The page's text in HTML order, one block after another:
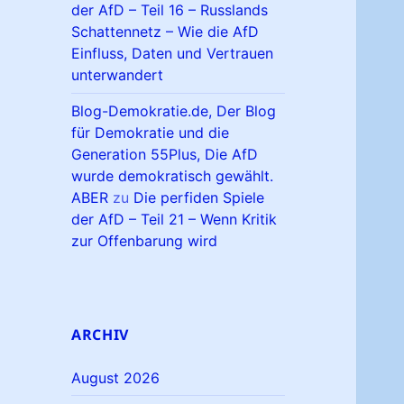
der AfD – Teil 16 – Russlands
Schattennetz – Wie die AfD
Einfluss, Daten und Vertrauen
unterwandert
Blog-Demokratie.de, Der Blog
für Demokratie und die
Generation 55Plus, Die AfD
wurde demokratisch gewählt.
ABER zu Die perfiden Spiele
der AfD – Teil 21 – Wenn Kritik
zur Offenbarung wird
ARCHIV
August 2026